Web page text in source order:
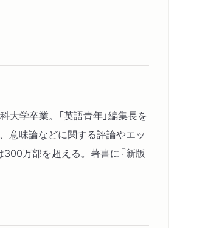
学卒業。「英語青年」編集長を
意味論などに関する評論やエッ
万部を超える。著書に『新版